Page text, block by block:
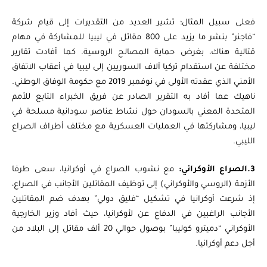
فعلى سبيل المثال؛ تشير العديد من التقديرات إلى قيام شركة
“فاجنر” بنشر ما يزيد على 800 مقاتل في ليبيا للمشاركة في مهام
قتالية هناك، بغرض حماية المصالح الروسية. كما أفادت تقارير
مختلفة عن استقدام تركيا آلاف السوريين إلى ليبيا في أعقاب الاتفاق
الأمني الذي عقدته الأولى في نوفمبر 2019 مع حكومة الوفاق الوطني.
ناهيك عما أفاد به التقرير الصادر عن فريق الخبراء التابع للأمم
المتحدة المعني بالسودان حول نشاط عناصر سودانية مسلحة في
ليبيا، ومشاركتها في العمليات العسكرية مع مختلف أطراف الصراع
الليبي.
مع نشوب الصراع في أوكرانيا، سعى طرفا
الأزمة (الروسي والأوكراني) إلى توظيف المقاتلين الأجانب في الصراع،
إذ شرعت أوكرانيا في تشكيل “فليق دولي” بهدف ضم المقاتلين
الأجانب الراغبين في الدفاع عن لأوكرانيا، حيث أفاد وزير الخارجية
الأوكراني “دميترو كوليبا” بوصول حوالي 20 ألف مقاتل إلى البلاد من
أجل دعم أوكرانيا.